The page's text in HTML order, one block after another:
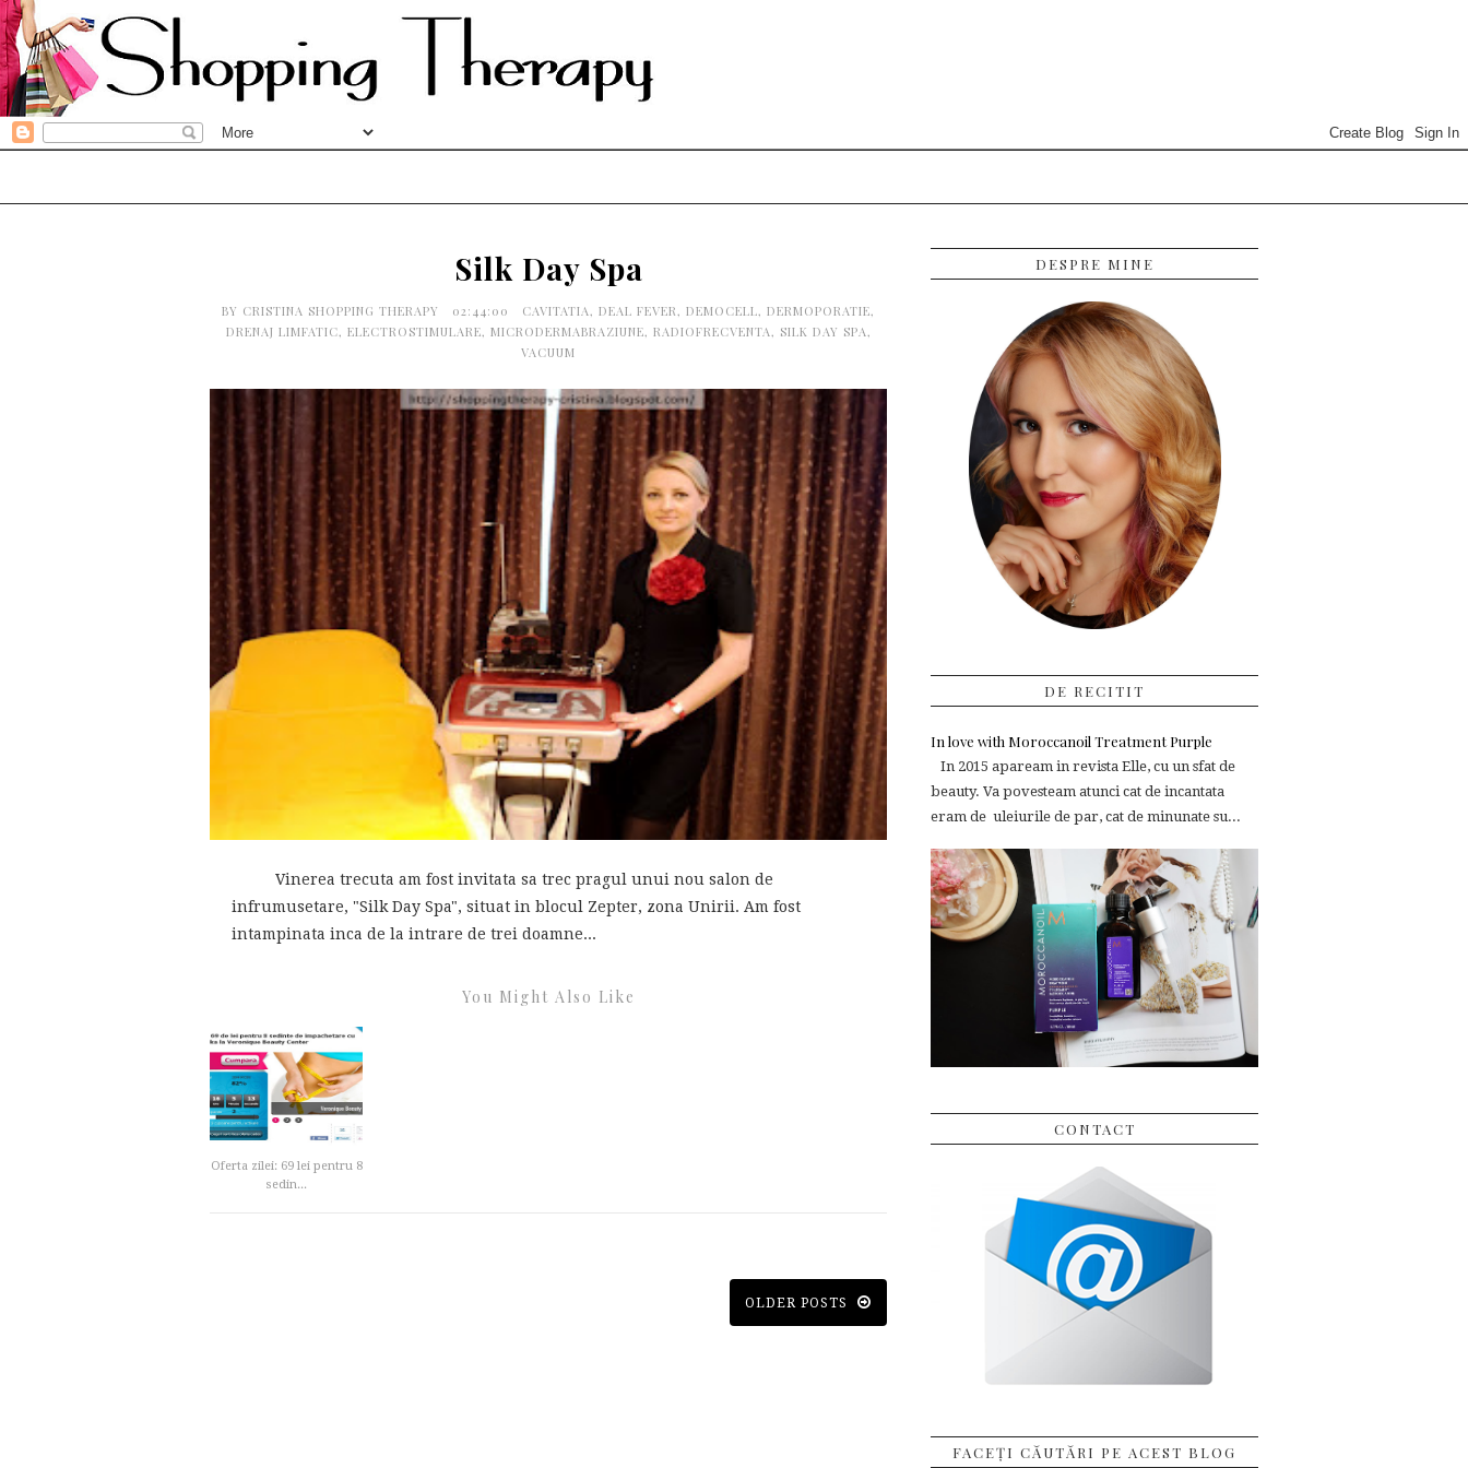
Silk Day Spa
BY CRISTINA SHOPPING THERAPY 02:44:00 CAVITATIA, DEAL FEVER, DEMOCELL, DERMOPORATIE,
DRENAJ LIMFATIC, ELECTROSTIMULARE, MICRODERMABRAZIUNE, RADIOFRECVENTA, SILK DAY SPA,
VACUUM
Vinerea trecuta am fost invitata sa trec pragul unui nou salon de
infrumusetare, "Silk Day Spa", situat in blocul Zepter, zona Unirii. Am fost
intampinata inca de la intrare de trei doamne...
You Might Also Like
Oferta zilei: 69 lei pentru 8
sedin...
OLDER POSTS
DESPRE MINE
DE RECITIT
In love with Moroccanoil Treatment Purple
In 2015 apaream in revista Elle, cu un sfat de
beauty. Va povesteam atunci cat de incantata
eram de uleiurile de par, cat de minunate su...
CONTACT
FACEȚI CĂUTĂRI PE ACEST BLOG